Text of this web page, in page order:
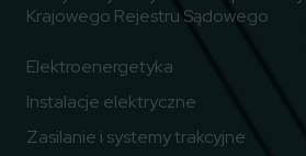
Krajowego Rejestru Sądowego
Elektroenergetyka
Instalacje elektryczne
Zasilanie i systemy trakcyjne